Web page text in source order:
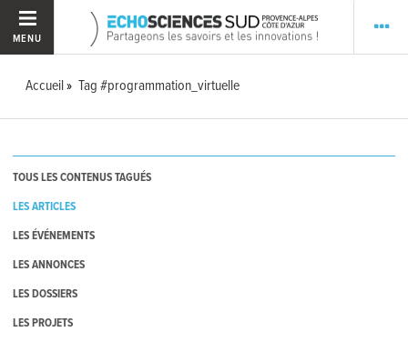
MENU
Accueil Tag #programmation_virtuelle
TOUS LES CONTENUS TAGUÉS
LES ARTICLES
LES ÉVÉNEMENTS
LES ANNONCES
LES DOSSIERS
LES PROJETS